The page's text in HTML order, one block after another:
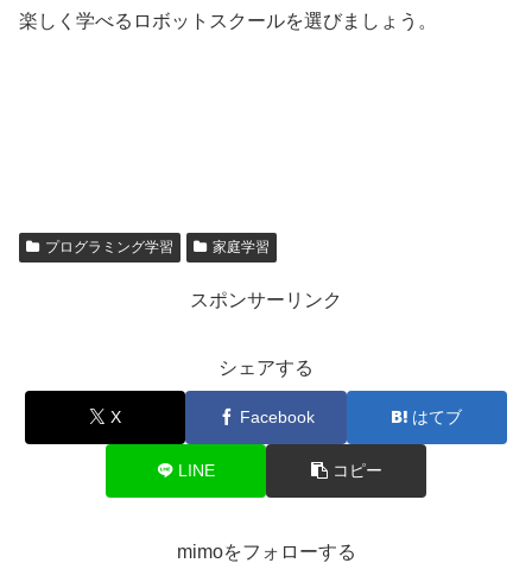
楽しく学べるロボットスクールを選びましょう。
プログラミング学習 家庭学習
スポンサーリンク
シェアする
X Facebook はてブ
LINE コピー
mimoをフォローする